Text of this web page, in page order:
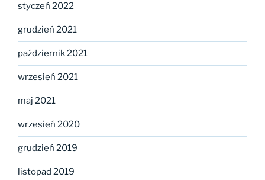
styczeń 2022
grudzień 2021
październik 2021
wrzesień 2021
maj 2021
wrzesień 2020
grudzień 2019
listopad 2019